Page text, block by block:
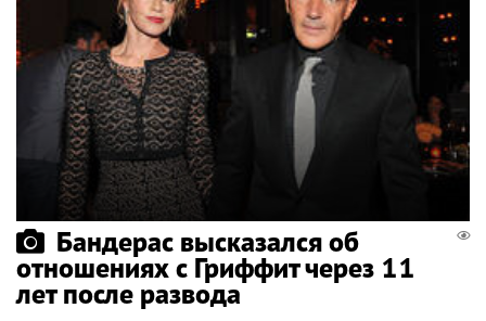
Бандерас высказался об
отношениях с Гриффит через 11
лет после развода